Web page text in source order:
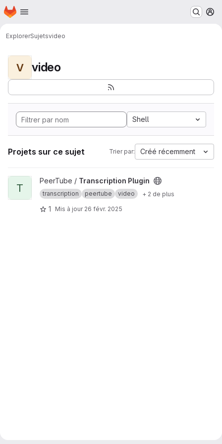
Passer au contenu principal
Page d'accueil
ExplorerSujetsvideo
V video
Shell
Projets sur ce sujet Trier par: Créé récemment
Afficher le projet Transcription Plugin
T
PeerTube / Transcription Plugin
transcription peertube video + 2 de plus
1 Mis à jour 26 févr. 2025